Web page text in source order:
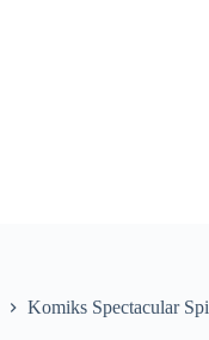
Komiks Spectacular